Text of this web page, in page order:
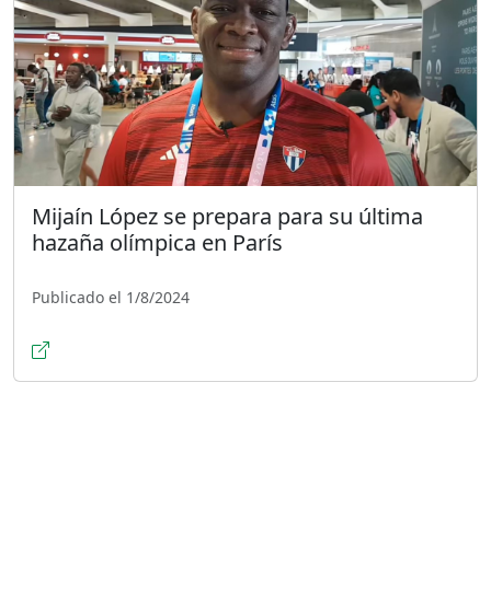
Mijaín López se prepara para su última
hazaña olímpica en París
Publicado el 1/8/2024